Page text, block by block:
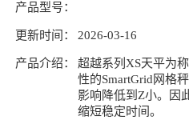
产品型号：
更新时间： 2026-03-16
产品介绍：
超越系列XS天平为
性的SmartGrid网格
影响降低到Z小。因
缩短稳定时间。